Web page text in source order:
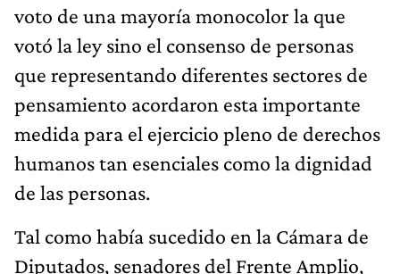
voto de una mayoría monocolor la que
votó la ley sino el consenso de personas
que representando diferentes sectores de
pensamiento acordaron esta importante
medida para el ejercicio pleno de derechos
humanos tan esenciales como la dignidad
de las personas.
Tal como había sucedido en la Cámara de
Diputados, senadores del Frente Amplio,